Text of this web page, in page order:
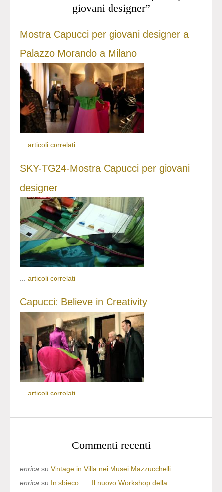
giovani designer”
Mostra Capucci per giovani designer a
Palazzo Morando a Milano
articoli correlati
SKY-TG24-Mostra Capucci per giovani
designer
... articoli correlati
Capucci: Believe in Creativity
articoli correlati
Commenti recenti
enrica su Vintage in Villa nei Musei Mazzucchelli
enrica su In sbieco….. Il nuovo Workshop della